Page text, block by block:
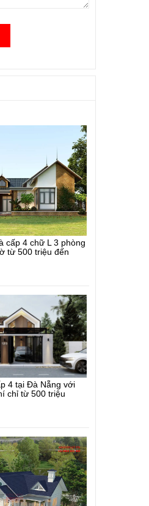
cấp 4 chữ L 3 phòng
từ 500 triệu đến
4 tại Đà Nẵng với
chỉ từ 500 triệu